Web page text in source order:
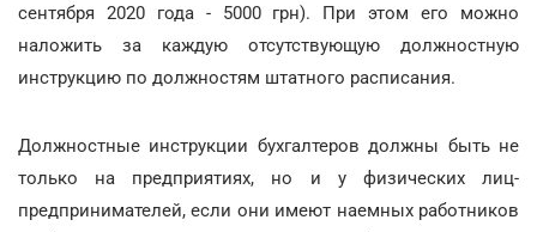
сентября 2020 года - 5000 грн). При этом его можно
наложить за каждую отсутствующую должностную
инструкцию по должностям штатного расписания.
Должностные инструкции бухгалтеров должны быть не
только на предприятиях, но и у физических лиц-
предпринимателей, если они имеют наемных работников